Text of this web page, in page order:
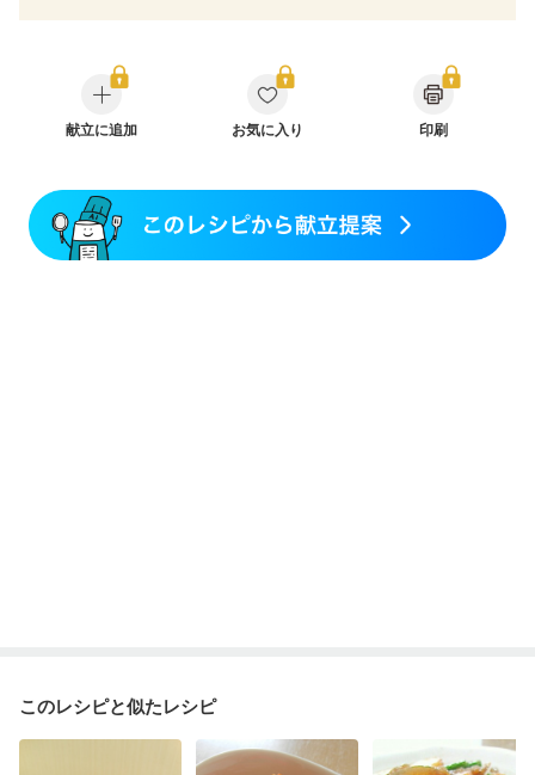
味の感じ方が変わった
産後（ミルク）
骨粗しょう症
フレイル（年齢に合わせた体作り）
貧血対策
献立に追加 お気に入り 印刷
このレシピと似たレシピ